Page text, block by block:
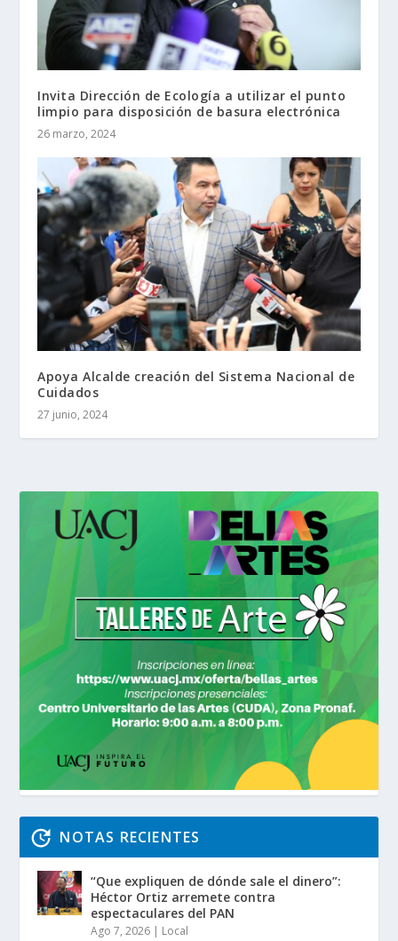
Invita Dirección de Ecología a utilizar el punto
limpio para disposición de basura electrónica
26 marzo, 2024
Apoya Alcalde creación del Sistema Nacional de
Cuidados
27 junio, 2024
NOTAS RECIENTES
“Que expliquen de dónde sale el dinero”:
Héctor Ortiz arremete contra
espectaculares del PAN
Ago 7, 2026 | Local